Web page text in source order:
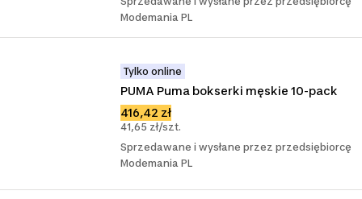
Modemania PL
Tylko online
PUMA Puma bokserki męskie 10-pack
416,42 zł
41,65 zł/szt.
Sprzedawane i wysłane przez przedsiębiorcę
Modemania PL